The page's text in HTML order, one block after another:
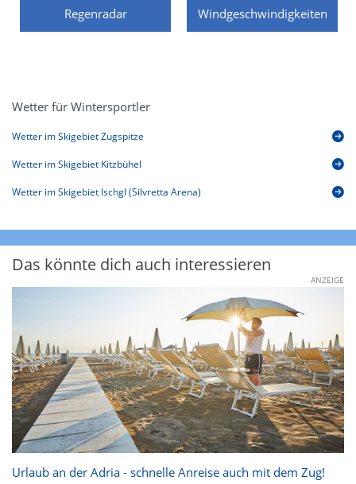
Regenradar Windgeschwindigkeiten
Wetter für Wintersportler
Wetter im Skigebiet Zugspitze
Wetter im Skigebiet Kitzbühel
Wetter im Skigebiet Ischgl (Silvretta Arena)
Das könnte dich auch interessieren
ANZEIGE
Urlaub an der Adria - schnelle Anreise auch mit dem Zug!